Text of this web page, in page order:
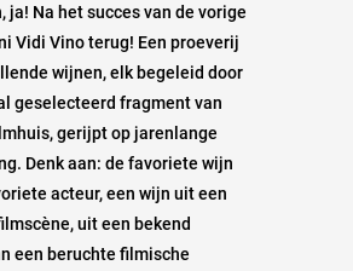
ja! Na het succes van de vorige
Vidi Vino terug! Een proeverij
wijnen, elk begeleid door
geselecteerd fragment van
gerijpt op jarenlange
Denk aan: de favoriete wijn
acteur, een wijn uit een
uit een bekend
een beruchte filmische